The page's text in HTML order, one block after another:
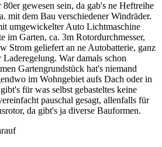
80er gewesen sein, da gab's ne Heftreihe
mit dem Bau verschiedener Windräder.
umgewickelter Auto Lichtmaschine
im Garten, ca. 3m Rotordurchmesser,
Strom geliefert an ne Autobatterie, ganz
War damals schon
Gartengrundstück hat's niemand
im Wohngebiet aufs Dach oder in
für was selbst gebasteltes keine
pauschal gesagt, allenfalls für
da gibt's ja diverse Bauformen.